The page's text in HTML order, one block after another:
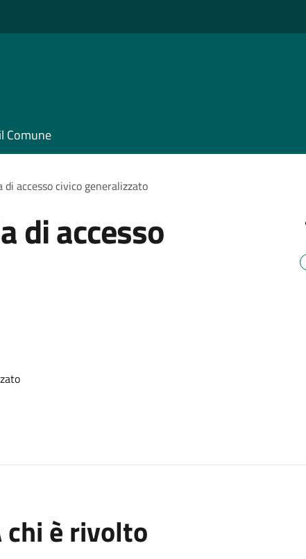
Comune
di accesso civico generalizzato
di accesso
chi è rivolto